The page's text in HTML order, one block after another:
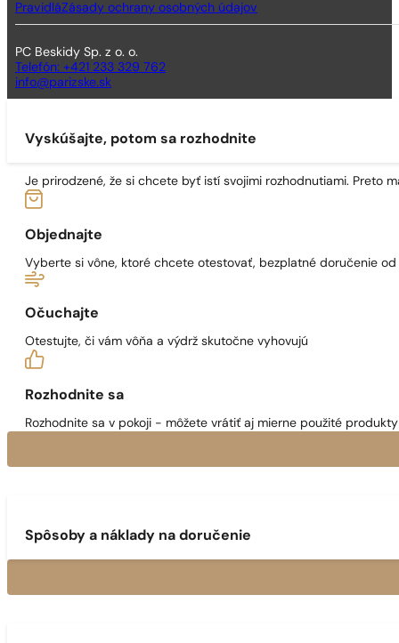
PravidláZásady ochrany osobných údajov
PC Beskidy Sp. z o. o.
Telefón: +421 233 329 762
info@parizske.sk
Vyskúšajte, potom sa rozhodnite
Je prirodzené, že si chcete byť istí svojimi rozhodnutiami. Preto
Objednajte
Vyberte si vône, ktoré chcete otestovať, bezplatné doručenie
Očuchajte
Otestujte, či vám vôňa a výdrž skutočne vyhovujú
Rozhodnite sa
Rozhodnite sa v pokoji - môžete vrátiť aj mierne použité
Spôsoby a náklady na doručenie